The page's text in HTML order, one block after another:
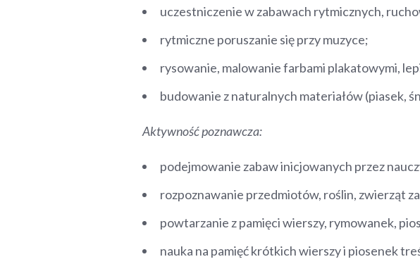
uczestniczenie w zabawach rytmicznych,
rytmiczne poruszanie się przy muzyce;
rysowanie, malowanie farbami plakatowymi,
budowanie z naturalnych materiałów (piasek,
Aktywność poznawcza:
podejmowanie zabaw inicjowanych przez
rozpoznawanie przedmiotów, roślin, zwierząt
powtarzanie z pamięci wierszy, rymowanek,
nauka na pamięć krótkich wierszy i piosenek